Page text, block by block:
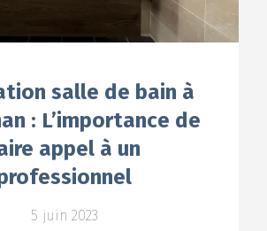
salle de bain à
: L’importance de
appel à un
5 juin 2023